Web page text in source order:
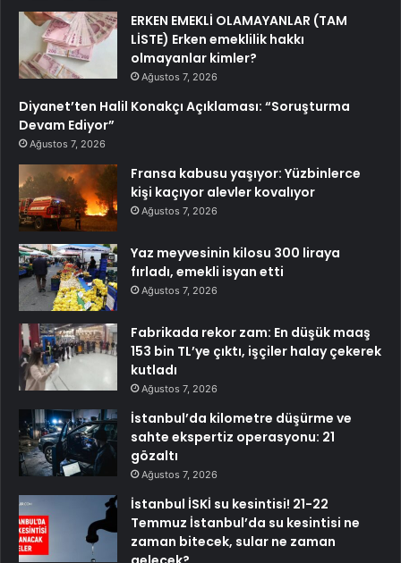
ERKEN EMEKLİ OLAMAYANLAR (TAM
LİSTE) Erken emeklilik hakkı
olmayanlar kimler?
Ağustos 7, 2026
Diyanet’ten Halil Konakçı Açıklaması: “Soruşturma
Devam Ediyor”
Ağustos 7, 2026
Fransa kabusu yaşıyor: Yüzbinlerce
kişi kaçıyor alevler kovalıyor
Ağustos 7, 2026
Yaz meyvesinin kilosu 300 liraya
fırladı, emekli isyan etti
Ağustos 7, 2026
Fabrikada rekor zam: En düşük maaş
153 bin TL’ye çıktı, işçiler halay çekerek
kutladı
Ağustos 7, 2026
İstanbul’da kilometre düşürme ve
sahte ekspertiz operasyonu: 21
gözaltı
Ağustos 7, 2026
İstanbul İSKİ su kesintisi! 21-22
Temmuz İstanbul’da su kesintisi ne
zaman bitecek, sular ne zaman